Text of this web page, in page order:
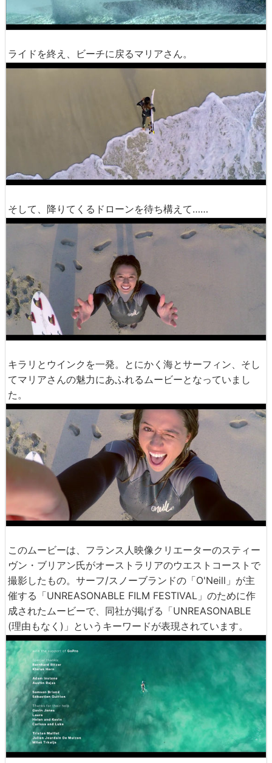
ライドを終え、ビーチに戻るマリアさん。
そして、降りてくるドローンを待ち構えて……
キラリとウインクを一発。とにかく海とサーフィン、そし
てマリアさんの魅力にあふれるムービーとなっていまし
た。
このムービーは、フランス人映像クリエーターのスティー
ヴン・ブリアン氏がオーストラリアのウエストコーストで
撮影したもの。サーフ/スノーブランドの「O'Neill」が主
催する「UNREASONABLE FILM FESTIVAL」のために作
成されたムービーで、同社が掲げる「UNREASONABLE
(理由もなく)」というキーワードが表現されています。